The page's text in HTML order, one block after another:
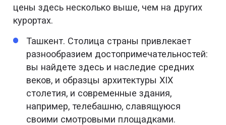
цены здесь несколько выше, чем на других
курортах.
Ташкент. Столица страны привлекает
разнообразием достопримечательностей:
вы найдете здесь и наследие средних
веков, и образцы архитектуры XIX
столетия, и современные здания,
например, телебашню, славящуюся
своими смотровыми площадками.